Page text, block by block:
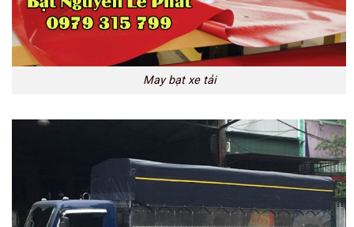
May bạt xe tải